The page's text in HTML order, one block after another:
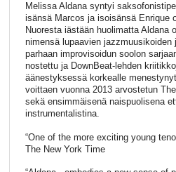
Melissa Aldana syntyi
isänsä Marcos ja isoisänsä Enrique
Nuoresta iästään huolimatta Aldana
nimensä lupaavien jazzmuusikoiden
parhaan improvisoidun soolon
nostettu ja DownBeat-lehden
äänestyksessä korkealle
voittaen vuonna 2013 arvostetun
sekä ensimmäisenä naispuolisena
instrumentalistina.
“One of the more exciting young
The New York Time